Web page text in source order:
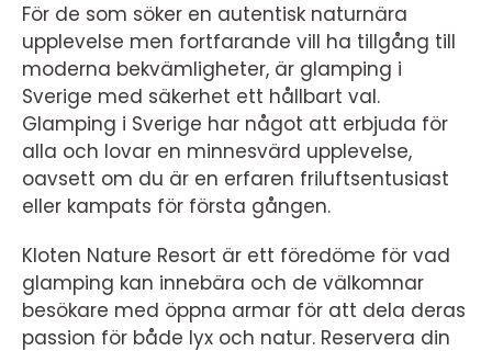
För de som söker en autentisk naturnära
upplevelse men fortfarande vill ha tillgång till
moderna bekvämligheter, är glamping i
Sverige med säkerhet ett hållbart val.
Glamping i Sverige har något att erbjuda för
alla och lovar en minnesvärd upplevelse,
oavsett om du är en erfaren friluftsentusiast
eller kampats för första gången.
Kloten Nature Resort är ett föredöme för vad
glamping kan innebära och de välkomnar
besökare med öppna armar för att dela deras
passion för både lyx och natur. Reservera din